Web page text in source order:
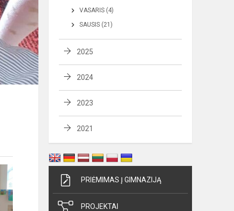
VASARIS (4)
SAUSIS (21)
2025
2024
2023
2021
PRIĖMIMAS Į GIMNAZIJĄ
PROJEKTAI